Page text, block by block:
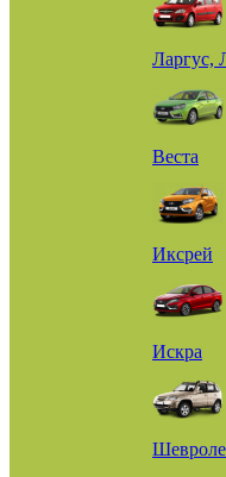
Ларгус,
Веста
Иксрей
Искра